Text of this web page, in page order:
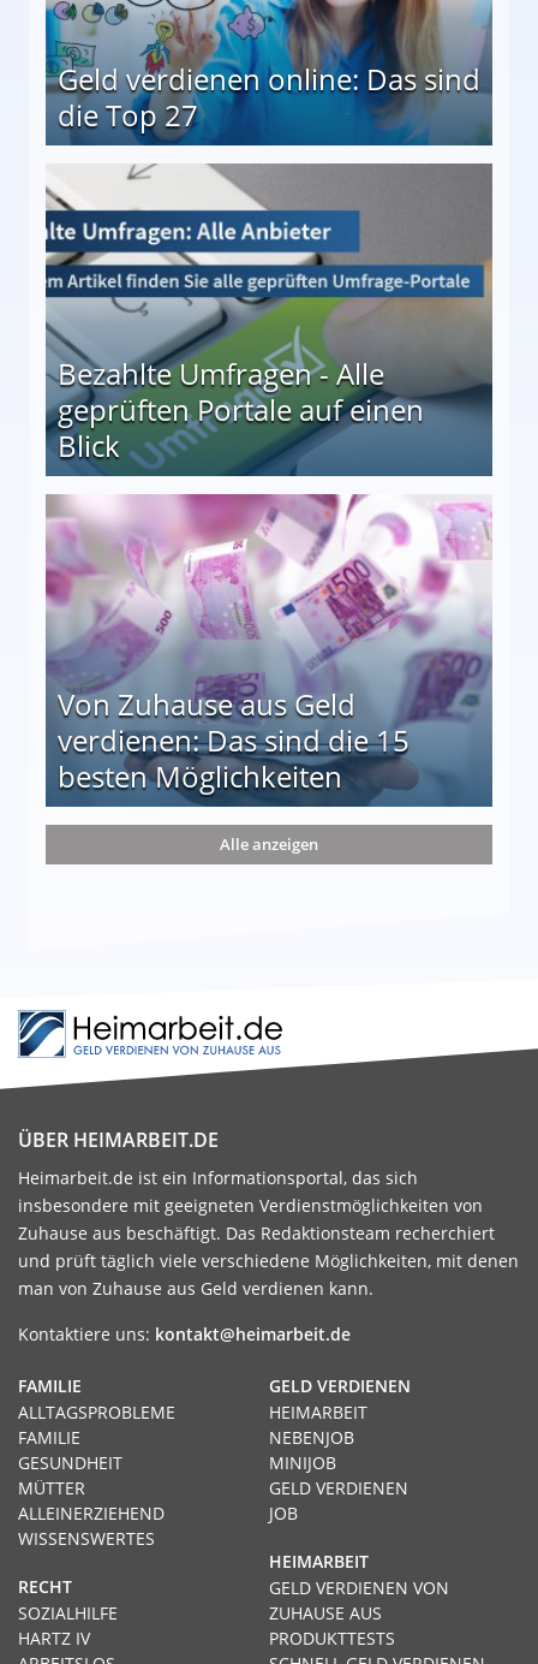
Geld verdienen online: Das sind
die Top 27
Bezahlte Umfragen - Alle
geprüften Portale auf einen
Blick
auf einen Blick
Von Zuhause aus Geld
verdienen: Das sind die 15
besten Möglichkeiten
die 15 besten Möglichkeiten
Alle anzeigen
ÜBER HEIMARBEIT.DE
Heimarbeit.de ist ein Informationsportal, das sich
insbesondere mit geeigneten Verdienstmöglichkeiten von
Zuhause aus beschäftigt. Das Redaktionsteam recherchiert
und prüft täglich viele verschiedene Möglichkeiten, mit denen
man von Zuhause aus Geld verdienen kann.
Kontaktiere uns: kontakt@heimarbeit.de
GELD VERDIENEN
HEIMARBEIT
NEBENJOB
MINIJOB
GELD VERDIENEN
JOB
HEIMARBEIT
GELD VERDIENEN VON
ZUHAUSE AUS
PRODUKTTESTS
FAMILIE
ALLTAGSPROBLEME
FAMILIE
GESUNDHEIT
MÜTTER
ALLEINERZIEHEND
WISSENSWERTES
RECHT
SOZIALHILFE
HARTZ IV